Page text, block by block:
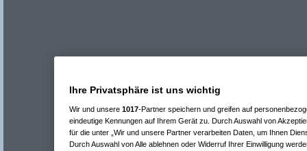
Ihre Privatsphäre ist uns wichtig
Wir und unsere 1017-Partner speichern und greifen auf
eindeutige Kennungen auf Ihrem Gerät zu. Durch Auswahl von
für die unter „Wir und unsere Partner verarbeiten Daten, um Ihnen
Durch Auswahl von Alle ablehnen oder Widerruf Ihrer Einwilligung